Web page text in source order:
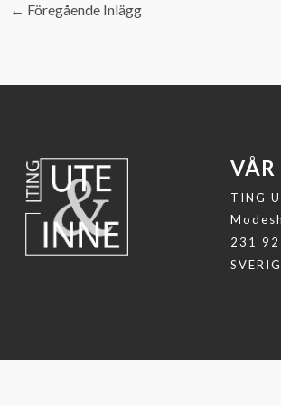
← Föregående Inlägg
VÅR
TING
231